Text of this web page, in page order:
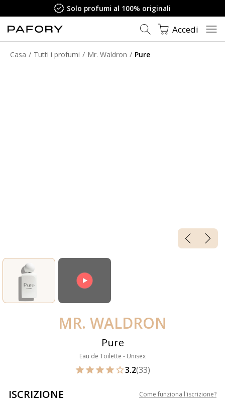
Solo profumi al 100% originali
Accedi
Casa Tutti i profumi Mr. Waldron Pure
MR. WALDRON
Pure
Eau de Toilette - Unisex
3.2(33)
ISCRIZIONE Come funziona l'iscrizione?